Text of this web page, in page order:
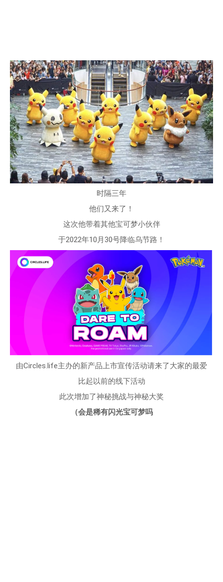
时隔三年
他们又来了！
这次他带着其他宝可梦小伙伴
于2022年10月30号降临乌节路！
由Circles.life主办的新产品上市宣传活动请来了大家的最爱
比起以前的线下活动
此次增加了神秘挑战与神秘大奖
（会是稀有闪光宝可梦吗